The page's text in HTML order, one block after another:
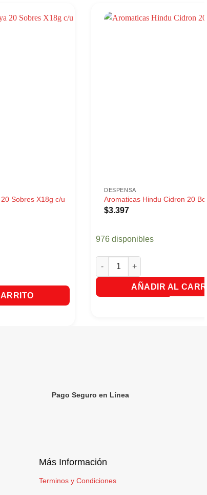
Sobres X18g c/u
Sobres X18g c/u Rinde 2 Litros cantidad
DESPENSA
Aromaticas Hindu Cidron 20
$3.397
976 disponibles
Aromaticas Hindu Cidron 20
AÑADIR AL
Pago Seguro en Línea
Más Información
Terminos y Condiciones